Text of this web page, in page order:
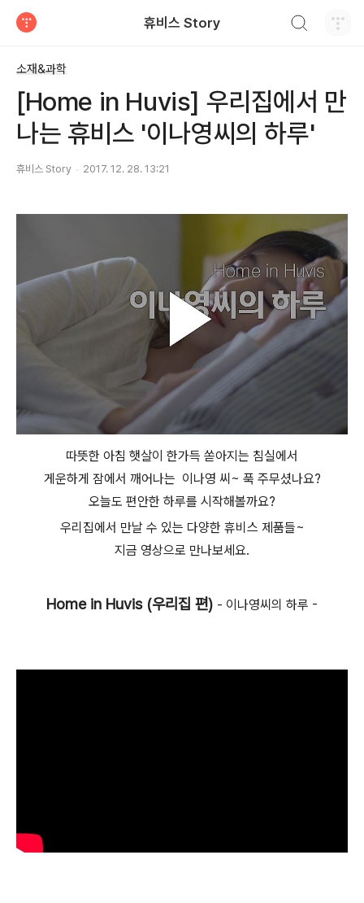
휴비스 Story
소재&과학
[Home in Huvis] 우리집에서 만
나는 휴비스 '이나영씨의 하루'
휴비스 Story 2017. 12. 28. 13:21
따뜻한 아침 햇살이 한가득 쏟아지는 침실에서
게운하게 잠에서 깨어나는 이나영 씨~ 푹 주무셨나요?
오늘도 편안한 하루를 시작해볼까요?
우리집에서 만날 수 있는 다양한 휴비스 제품들~
지금 영상으로 만나보세요.
Home in Huvis (우리집 편) - 이나영씨의 하루 -